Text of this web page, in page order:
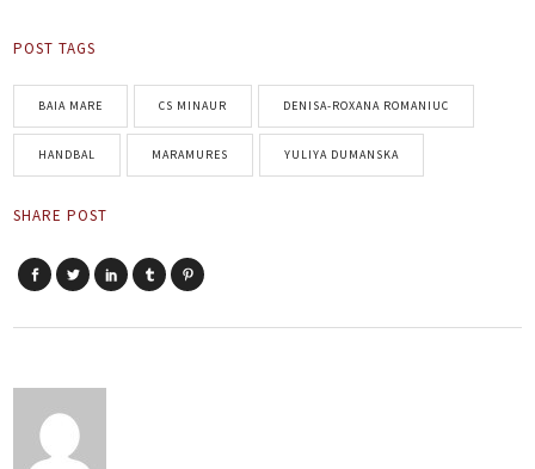
POST TAGS
BAIA MARE CS MINAUR DENISA-ROXANA ROMANIUC
HANDBAL MARAMURES YULIYA DUMANSKA
SHARE POST